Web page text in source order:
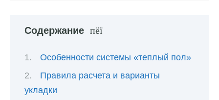
Содержание
Особенности системы «теплый пол»
Правила расчета и варианты
укладки